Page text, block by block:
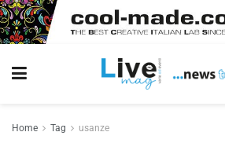
Home Tag usanze